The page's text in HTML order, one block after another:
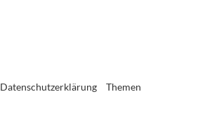
Datenschutzerklärung Themen